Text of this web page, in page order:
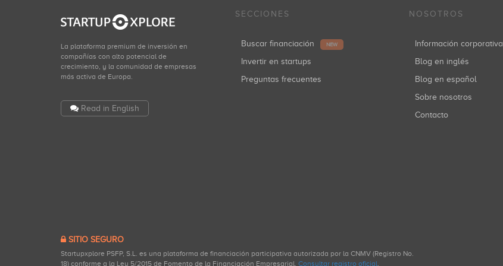
La plataforma premium de inversión en
compañías con alto potencial de
crecimiento, y la comunidad de empresas
más activa de Europa.
Read in English
SECCIONES
Buscar financiación NEW
Invertir en startups
Preguntas frecuentes
NOSOTROS
Información corporativa
Blog en inglés
Blog en español
Sobre nosotros
Contacto
SITIO SEGURO
Startupxplore PSFP, S.L. es una plataforma de financiación participativa autorizada por la CNMV (Registro No.
18) conforme a la Ley 5/2015 de Fomento de la Financiación Empresarial. Consultar registro oficial.